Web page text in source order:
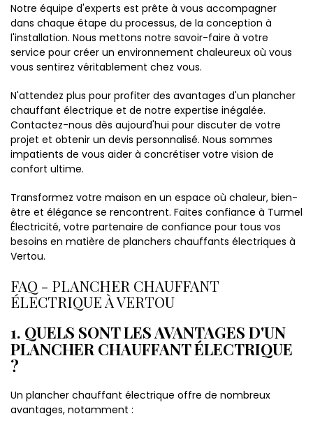
Notre équipe d'experts est prête à vous accompagner
dans chaque étape du processus, de la conception à
l'installation. Nous mettons notre savoir-faire à votre
service pour créer un environnement chaleureux où vous
vous sentirez véritablement chez vous.
N'attendez plus pour profiter des avantages d'un plancher
chauffant électrique et de notre expertise inégalée.
Contactez-nous dès aujourd'hui pour discuter de votre
projet et obtenir un devis personnalisé. Nous sommes
impatients de vous aider à concrétiser votre vision de
confort ultime.
Transformez votre maison en un espace où chaleur, bien-
être et élégance se rencontrent. Faites confiance à Turmel
Électricité, votre partenaire de confiance pour tous vos
besoins en matière de planchers chauffants électriques à
Vertou.
FAQ - PLANCHER CHAUFFANT
ÉLECTRIQUE À VERTOU
1. QUELS SONT LES AVANTAGES D'UN
PLANCHER CHAUFFANT ÉLECTRIQUE
?
Un plancher chauffant électrique offre de nombreux
avantages, notamment :